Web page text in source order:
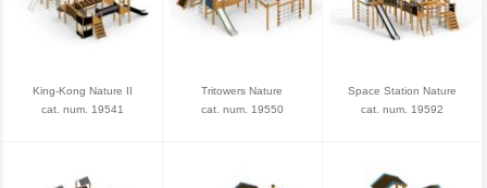
King-Kong Nature II
cat. num. 19541
Tritowers Nature
cat. num. 19550
Space Station Nature
cat. num. 19592